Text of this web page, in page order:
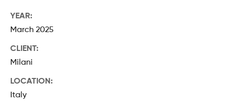
ARCHITETTURA
DESIGN
STUDIO
YEAR:
March 2025
CLIENT:
Milani
LOCATION:
Italy